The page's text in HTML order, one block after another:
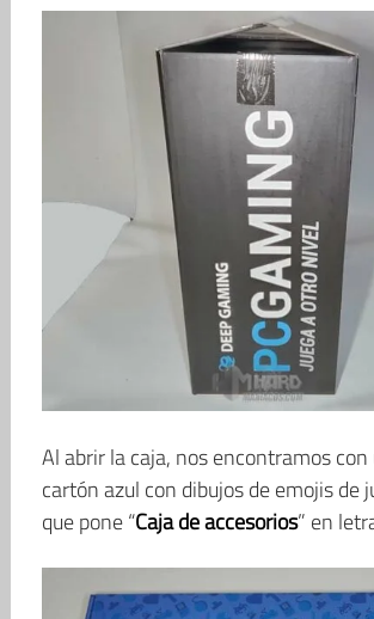
Al abrir la caja, nos encontramos con
cartón azul con dibujos de emojis de
que pone “Caja de accesorios” en